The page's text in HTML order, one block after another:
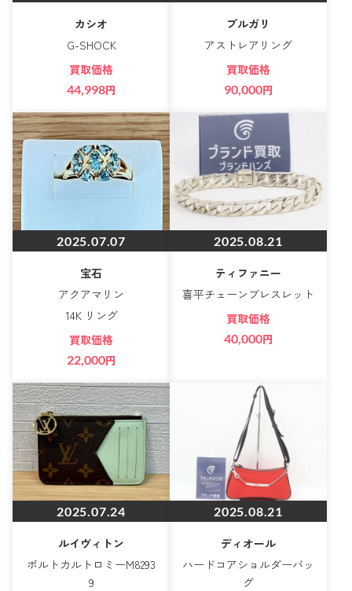
カシオ
G-SHOCK
買取価格
44,998円
ブルガリ
アストレアリング
買取価格
90,000円
2025.07.07
宝石
アクアマリン
14K リング
買取価格
22,000円
2025.08.21
ティファニー
喜平チェーンブレスレット
買取価格
40,000円
2025.07.24
ルイヴィトン
ポルトカルトロミーM8293
9
2025.08.21
ディオール
ハードコアショルダーバッ
グ